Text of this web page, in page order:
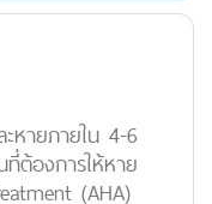
หายภายใน 4-6
ต้องการให้หาย
(AHA)